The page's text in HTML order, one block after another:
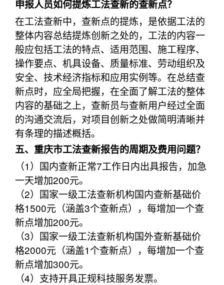
申报人员如何提炼工法查新的查新点？
在工法查新中，查新点的提炼，是依据工法的
整体内容总结提炼创新之处的，工法的内容一
般应包括工法的特点、适用范围、施工程序、
操作要点、机具设备、质量标准、劳动组织及
安全、技术经济指标和应用实例等。在总结查
新点时，应全局把握，在全面了解工法的整体
内容的基础之上，查新员与查新用户经过全面
的沟通交流后，对项目创新之处做简明清晰并
有条理的描述概括。
五、重庆市工法查新报告的周期及费用问题？
（1）国内查新正常7工作日内出具报告，加急
一天增加200元。
（2）国家一级工法查新机构国内查新基础价
格1500元（涵盖3个查新点），每增加一个查
新点增加200元。
（3）国家一级工法查新机构国外查新基础价
格2000元（涵盖1个查新点），每增加一个查
新点增加300元。
（4）支持开具正规科技服务发票。